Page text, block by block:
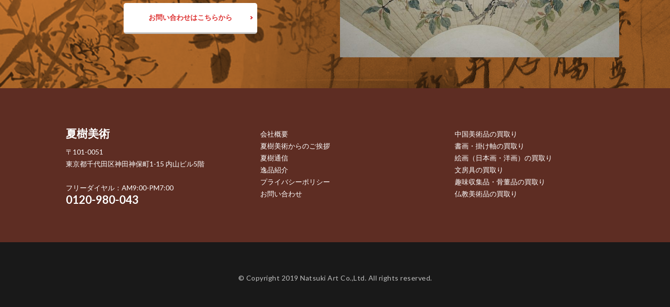
お問い合わせはこちらから
夏樹美術
〒101-0051
東京都千代田区神田神保町1-15 内山ビル5階
フリーダイヤル：AM9:00-PM7:00
0120-980-043
会社概要
夏樹美術からのご挨拶
夏樹通信
逸品紹介
プライバシーポリシー
お問い合わせ
中国美術品の買取り
書画・掛け軸の買取り
絵画（日本画・洋画）の買取り
文房具の買取り
趣味収集品・骨董品の買取り
仏教美術品の買取り
© Copyright 2019 Natsuki Art Co.,Ltd. All rights reserved.